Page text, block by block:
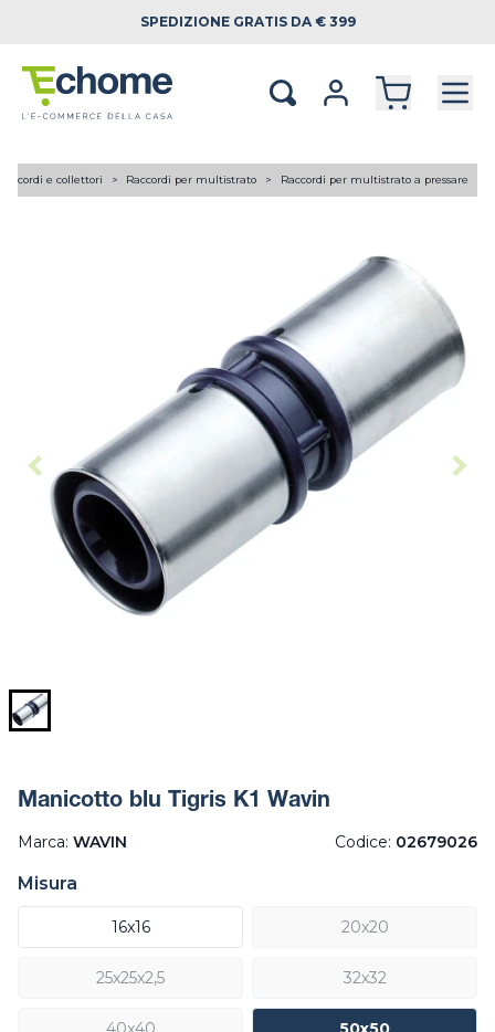
SPEDIZIONE GRATIS DA € 399
e collettori Raccordi per multistrato Raccordi per multistrato a pressare
Manicotto blu Tigris K1 Wavin
Marca: WAVIN Codice: 02679026
Misura
16x16 20x20
25x25x2,5 32x32